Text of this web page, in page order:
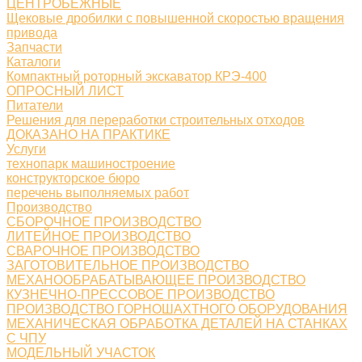
ЦЕНТРОБЕЖНЫЕ
Щековые дробилки с повышенной скоростью вращения
привода
Запчасти
Каталоги
Компактный роторный экскаватор КРЭ-400
ОПРОСНЫЙ ЛИСТ
Питатели
Решения для переработки строительных отходов
ДОКАЗАНО НА ПРАКТИКЕ
Услуги
технопарк машиностроение
конструкторское бюро
перечень выполняемых работ
Производство
СБОРОЧНОЕ ПРОИЗВОДСТВО
ЛИТЕЙНОЕ ПРОИЗВОДСТВО
СВАРОЧНОЕ ПРОИЗВОДСТВО
ЗАГОТОВИТЕЛЬНОЕ ПРОИЗВОДСТВО
МЕХАНООБРАБАТЫВАЮЩЕЕ ПРОИЗВОДСТВО
КУЗНЕЧНО-ПРЕССОВОЕ ПРОИЗВОДСТВО
ПРОИЗВОДСТВО ГОРНОШАХТНОГО ОБОРУДОВАНИЯ
МЕХАНИЧЕСКАЯ ОБРАБОТКА ДЕТАЛЕЙ НА СТАНКАХ
С ЧПУ
МОДЕЛЬНЫЙ УЧАСТОК